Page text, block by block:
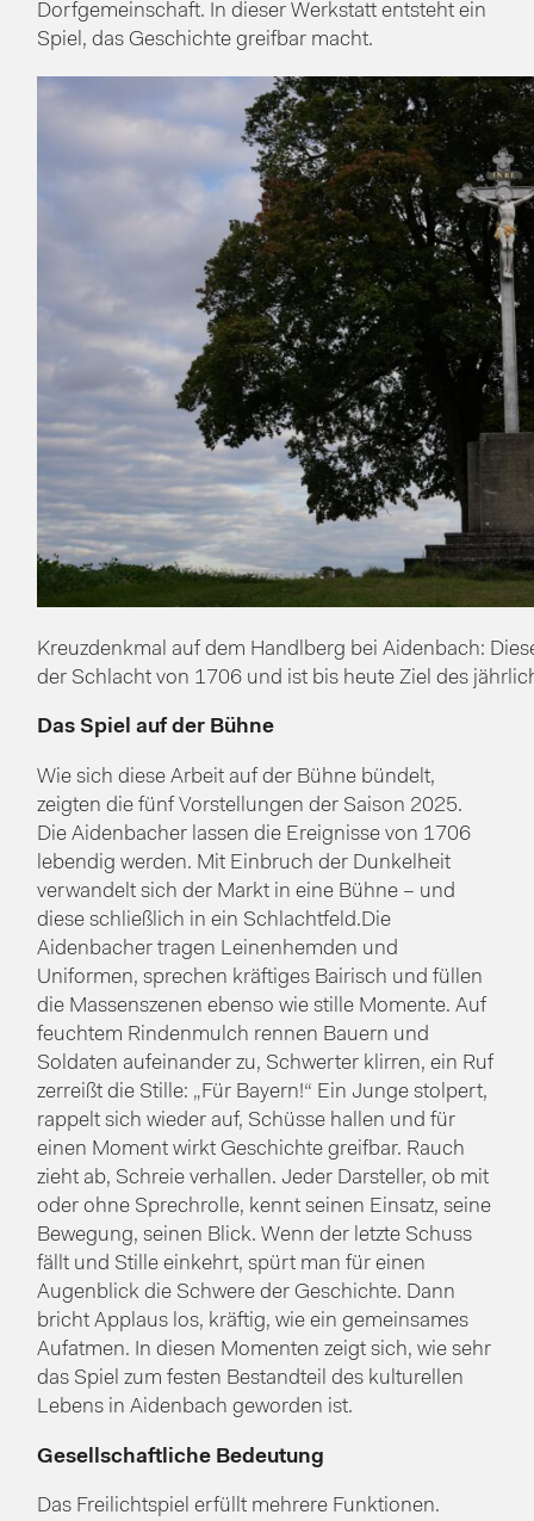
Dorfgemeinschaft. In dieser Werkstatt entsteht ein
Spiel, das Geschichte greifbar macht.
Kreuzdenkmal auf dem Handlberg bei Aidenbach:
der Schlacht von 1706 und ist bis heute Ziel des
Das Spiel auf der Bühne
Wie sich diese Arbeit auf der Bühne bündelt,
zeigten die fünf Vorstellungen der Saison 2025.
Die Aidenbacher lassen die Ereignisse von 1706
lebendig werden. Mit Einbruch der Dunkelheit
verwandelt sich der Markt in eine Bühne – und
diese schließlich in ein Schlachtfeld.Die
Aidenbacher tragen Leinenhemden und
Uniformen, sprechen kräftiges Bairisch und füllen
die Massenszenen ebenso wie stille Momente. Auf
feuchtem Rindenmulch rennen Bauern und
Soldaten aufeinander zu, Schwerter klirren, ein Ruf
zerreißt die Stille: „Für Bayern!“ Ein Junge stolpert,
rappelt sich wieder auf, Schüsse hallen und für
einen Moment wirkt Geschichte greifbar. Rauch
zieht ab, Schreie verhallen. Jeder Darsteller, ob mit
oder ohne Sprechrolle, kennt seinen Einsatz, seine
Bewegung, seinen Blick. Wenn der letzte Schuss
fällt und Stille einkehrt, spürt man für einen
Augenblick die Schwere der Geschichte. Dann
bricht Applaus los, kräftig, wie ein gemeinsames
Aufatmen. In diesen Momenten zeigt sich, wie sehr
das Spiel zum festen Bestandteil des kulturellen
Lebens in Aidenbach geworden ist.
Gesellschaftliche Bedeutung
Das Freilichtspiel erfüllt mehrere Funktionen.